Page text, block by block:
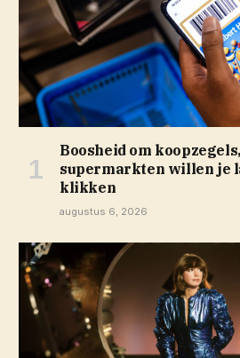
Boosheid om
supermarkten willen je
klikken
augustus 6, 2026